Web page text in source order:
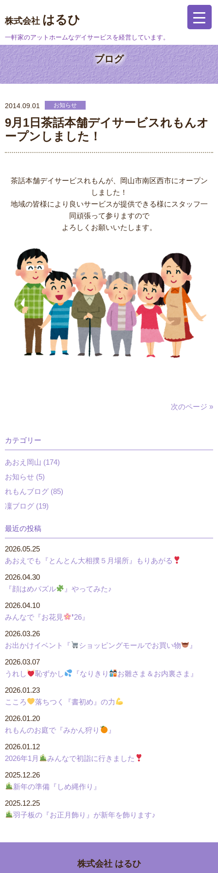
株式会社 はるひ
一軒家のアットホームなデイサービスを経営しています。
ブログ
2014.09.01 お知らせ
9月1日茶話本舗デイサービスれもんオ
ープンしました！
茶話本舗デイサービスれもんが、岡山市南区西市にオープン
しました！
地域の皆様により良いサービスが提供できる様にスタッフ一
同頑張って参りますので
よろしくお願いいたします。
次のページ »
カテゴリー
あおえ岡山 (174)
お知らせ (5)
れもんブログ (85)
凜ブログ (19)
最近の投稿
あおえでも『とんとん大相撲５月場所』もりあがる
2026.05.25
『顔はめパズル 』やってみた♪
2026.04.30
みんなで『お花見 ❜26』
2026.04.10
お出かけイベント『 ショッピングモールでお買い物 』
2026.03.26
うれし 恥ずかし 『なりきり お雛さま＆お内裏さま』
2026.03.07
こころ 落ちつく『書初め』の力
2026.01.23
れもんのお庭で『みかん狩り 』
2026.01.20
2026年1月 みんなで初詣に行きました
2026.01.12
新年の準備『しめ縄作り』
2025.12.26
羽子板の『お正月飾り』が新年を飾ります♪
2025.12.25
株式会社 はるひ